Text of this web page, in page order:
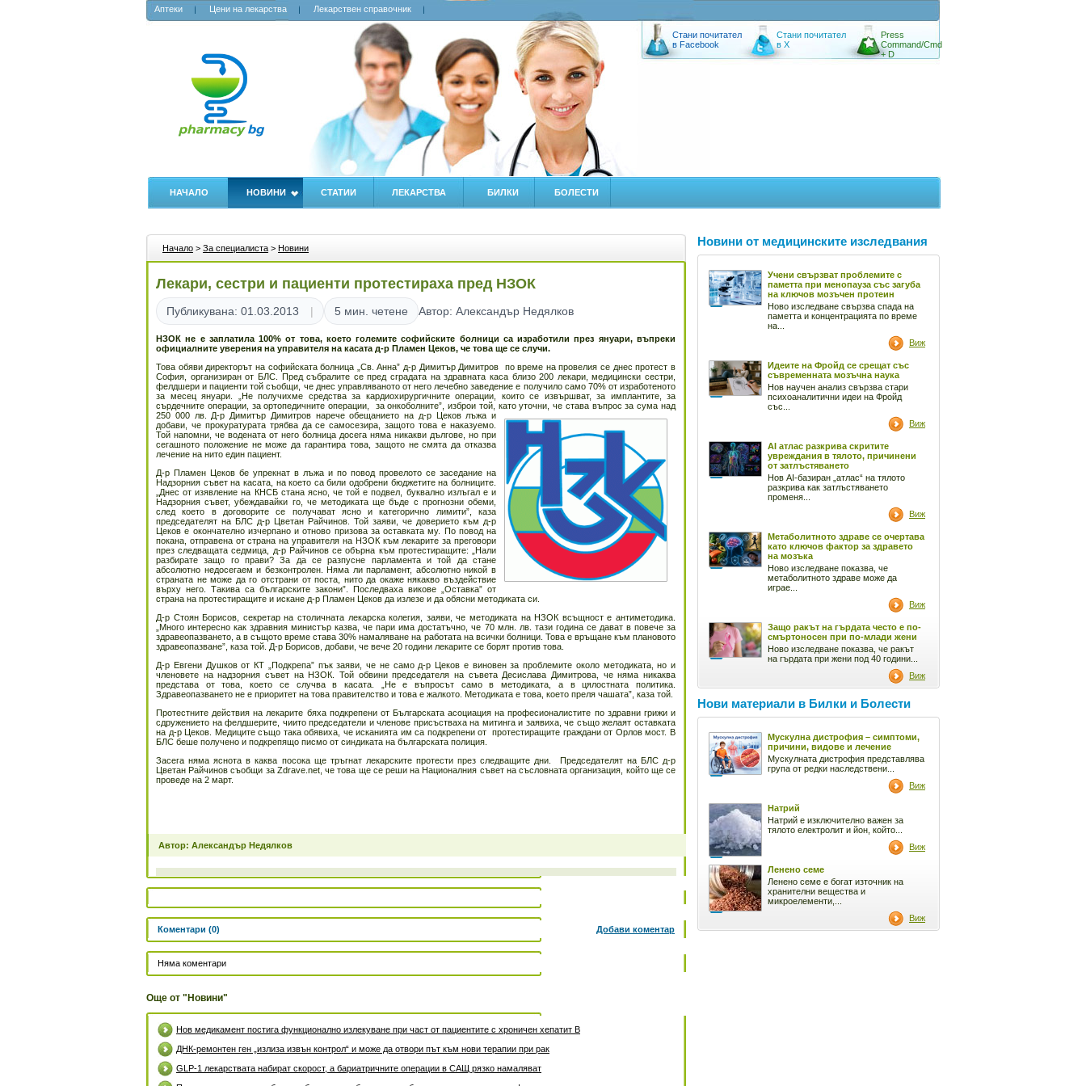
Аптеки Цени на лекарства Лекарствен справочник
Стани почитател
в Facebook
Стани почитател
в X
Press
Command/Cmd
+ D
НАЧАЛО НОВИНИ СТАТИИ ЛЕКАРСТВА БИЛКИ БОЛЕСТИ
Начало > За специалиста > Новини
Лекари, сестри и пациенти протестираха пред НЗОК
Публикувана: 01.03.2013 5 мин. четене Автор: Александър Недялков
НЗОК не е заплатила 100% от това, което големите софийските болници са изработили през януари, въпреки
официалните уверения на управителя на касата д-р Пламен Цеков, че това ще се случи.
Това обяви директорът на софийската болница „Св. Анна” д-р Димитър Димитров по време на провелия се днес протест в
София, организиран от БЛС. Пред събралите се пред сградата на здравната каса близо 200 лекари, медицински сестри,
фелдшери и пациенти той съобщи, че днес управляваното от него лечебно заведение е получило само 70% от изработеното
за месец януари. „Не получихме средства за кардиохирургичните операции, които се извършват, за имплантите, за
сърдечните операции, за ортопедичните операции, за онкоболните”, изброи той, като уточни, че става въпрос за сума над
250 000 лв.
Д-р Димитър Димитров нарече обещанието на д-р Цеков лъжа и
добави, че прокуратурата трябва да се самосезира, защото това е наказуемо.
Той напомни, че водената от него болница досега няма никакви дългове, но при
сегашното положение не може да гарантира това, защото не смята да отказва
лечение на нито един пациент.
Д-р Пламен Цеков бе упрекнат в лъжа и по повод провелото се заседание на
Надзорния съвет на касата, на което са били одобрени бюджетите на болниците.
„Днес от изявление на КНСБ стана ясно, че той е подвел, буквално излъгал е и
Надзорния съвет, убеждавайки го, че методиката ще бъде с прогнозни обеми,
след което в договорите се получават ясно и категорично лимити”, каза
председателят на БЛС д-р Цветан Райчинов. Той заяви, че доверието към д-р
Цеков е окончателно изчерпано и отново призова за оставката му. По повод на
покана, отправена от страна на управителя на НЗОК към лекарите за преговори
през следващата седмица, д-р Райчинов се обърна към протестиращите: „Нали
разбирате защо го прави? За да се разпусне парламента и той да стане
абсолютно недосегаем и безконтролен. Няма ли парламент, абсолютно никой в
страната не може да го отстрани от поста, нито да окаже някакво въздействие
върху него. Такива са българските закони”. Последваха викове „Оставка” от
страна на протестиращите и искане д-р Пламен Цеков да излезе и да обясни методиката си.
Д-р Стоян Борисов, секретар на столичната лекарска колегия, заяви, че методиката на НЗОК всъщност е антиметодика.
„Много интересно как здравния министър казва, че пари има достатъчно, че 70 млн. лв. тази година се дават в повече за
здравеопазването, а в същото време става 30% намаляване на работата на всички болници. Това е връщане към плановото
здравеопазване”, каза той. Д-р Борисов, добави, че вече 20 години лекарите се борят против това.
Д-р Евгени Душков от КТ „Подкрепа” пък заяви, че не само д-р Цеков е виновен за проблемите около методиката, но и
членовете на надзорния съвет на НЗОК. Той обвини председателя на съвета Десислава Димитрова, че няма никаква
представа от това, което се случва в касата. „Не е въпросът само в методиката, а в цялостната политика.
Здравеопазването не е приоритет на това правителство и това е жалкото. Методиката е това, което преля чашата”, каза той.
Протестните действия на лекарите бяха подкрепени от Българската асоциация на професионалистите по здравни грижи и
сдружението на фелдшерите, чиито председатели и членове присъстваха на митинга и заявиха, че също желаят оставката
на д-р Цеков. Медиците също така обявиха, че исканията им са подкрепени от протестиращите граждани от Орлов мост. В
БЛС беше получено и подкрепящо писмо от синдиката на българската полиция.
Засега няма яснота в каква посока ще тръгнат лекарските протести през следващите дни. Председателят на БЛС д-р
Цветан Райчинов съобщи за Zdrave.net, че това ще се реши на Националния съвет на съсловната организация, който ще се
проведе на 2 март.
Автор: Александър Недялков
Коментари (0) Добави коментар
Няма коментари
Още от "Новини"
Нов медикамент постига функционално излекуване при част от пациентите с хроничен хепатит B
ДНК-ремонтен ген „излиза извън контрол“ и може да отвори път към нови терапии при рак
GLP-1 лекарствата набират скорост, а бариатричните операции в САЩ рязко намаляват
Новини от медицинските изследвания
Учени свързват проблемите с
паметта при менопауза със загуба
на ключов мозъчен протеин
Ново изследване свързва спада на
паметта и концентрацията по време
на...
Виж
Идеите на Фройд се срещат със
съвременната мозъчна наука
Нов научен анализ свързва стари
психоаналитични идеи на Фройд
със...
Виж
AI атлас разкрива скритите
увреждания в тялото, причинени
от затлъстяването
Нов AI-базиран „атлас“ на тялото
разкрива как затлъстяването
променя...
Виж
Метаболитното здраве се очертава
като ключов фактор за здравето
на мозъка
Ново изследване показва, че
метаболитното здраве може да
играе...
Виж
Защо ракът на гърдата често е по-
смъртоносен при по-млади жени
Ново изследване показва, че ракът
на гърдата при жени под 40 години...
Виж
Нови материали в Билки и Болести
Мускулна дистрофия – симптоми,
причини, видове и лечение
Мускулната дистрофия представлява
група от редки наследствени...
Виж
Натрий
Натрий е изключително важен за
тялото електролит и йон, който...
Виж
Ленено семе
Ленено семе е богат източник на
хранителни вещества и
микроелементи,...
Виж